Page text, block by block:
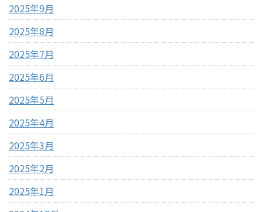
2025年9月
2025年8月
2025年7月
2025年6月
2025年5月
2025年4月
2025年3月
2025年2月
2025年1月